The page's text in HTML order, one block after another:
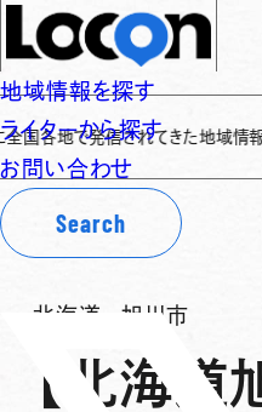
地域情報を探す
ライターから探す
お問い合わせ
Search
発信されてきた地域情報を保存・
北海道 -旭川市
【北海道